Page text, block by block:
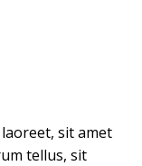
sit amet
tellus, sit